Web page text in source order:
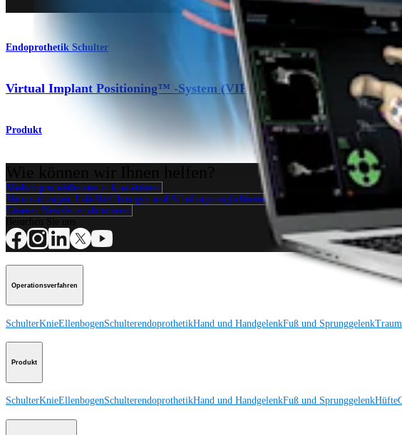
Endoprothetik Schulter
Virtual Implant Positioning™ -System (VIP™)
Produkt
Wie können wir Ihnen helfen?
Medizinproduktberater:in kontaktieren
Veranstaltungen, Lab-Vorführungen und Schulungsmöglichkeiten ansehen
Unseren Newsletter abonnieren
Operationsverfahren
SchulterKnieEllenbogenSchulterendoprothetikHand und HandgelenkFuß und Sprunggelenk
Produkt
SchulterKnieEllenbogenSchulterendoprothetikHand und HandgelenkFuß und SprunggelenkHüfte